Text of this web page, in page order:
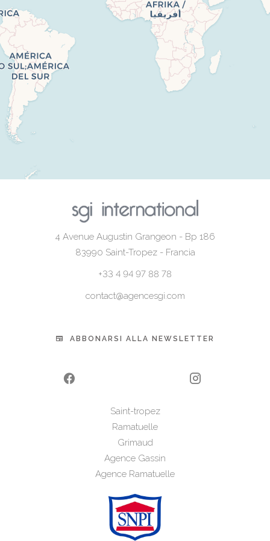
4 Avenue Augustin Grangeon - Bp 186
83990 Saint-Tropez - Francia
+33 4 94 97 88 78
contact@agencesgi.com
ABBONARSI ALLA NEWSLETTER
Saint-tropez
Ramatuelle
Grimaud
Agence Gassin
Agence Ramatuelle